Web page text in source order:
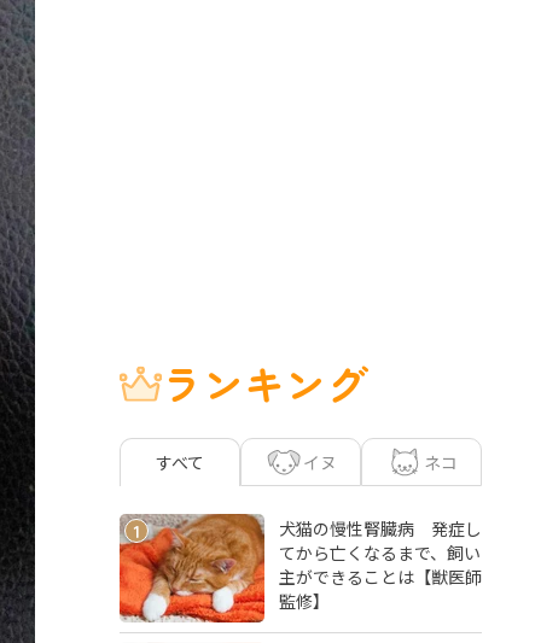
ランキング
すべて イヌ ネコ
1
犬猫の慢性腎臓病 発症し
てから亡くなるまで、飼い
主ができることは【獣医師
監修】